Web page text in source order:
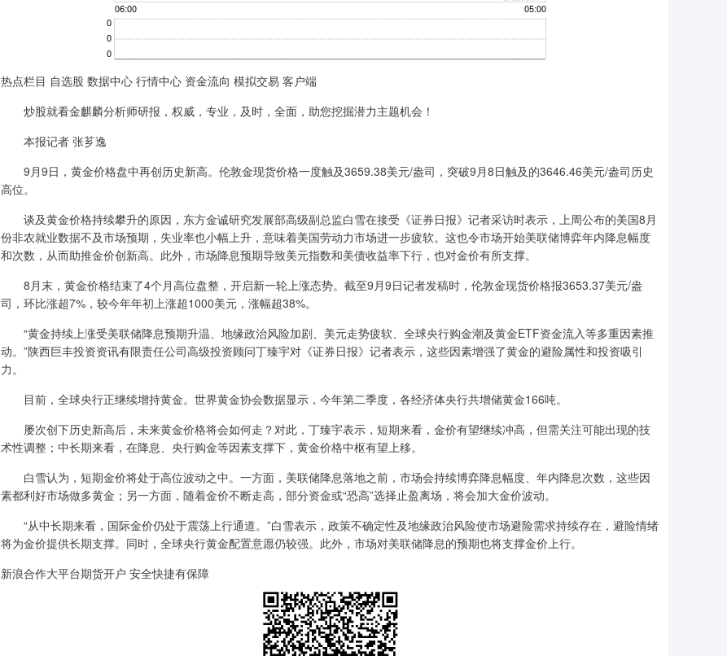
热点栏目 自选股 数据中心 行情中心 资金流向 模拟交易 客户端
炒股就看金麒麟分析师研报，权威，专业，及时，全面，助您挖掘潜力主题机会！
本报记者 张芗逸
9月9日，黄金价格盘中再创历史新高。伦敦金现货价格一度触及3659.38美元/盎司，突破9月8日触及的3646.46美元/盎司历史
高位。
谈及黄金价格持续攀升的原因，东方金诚研究发展部高级副总监白雪在接受《证券日报》记者采访时表示，上周公布的美国8月
份非农就业数据不及市场预期，失业率也小幅上升，意味着美国劳动力市场进一步疲软。这也令市场开始美联储博弈年内降息幅度
和次数，从而助推金价创新高。此外，市场降息预期导致美元指数和美债收益率下行，也对金价有所支撑。
8月末，黄金价格结束了4个月高位盘整，开启新一轮上涨态势。截至9月9日记者发稿时，伦敦金现货价格报3653.37美元/盎
司，环比涨超7%，较今年年初上涨超1000美元，涨幅超38%。
“黄金持续上涨受美联储降息预期升温、地缘政治风险加剧、美元走势疲软、全球央行购金潮及黄金ETF资金流入等多重因素推
动。”陕西巨丰投资资讯有限责任公司高级投资顾问丁臻宇对《证券日报》记者表示，这些因素增强了黄金的避险属性和投资吸引
力。
目前，全球央行正继续增持黄金。世界黄金协会数据显示，今年第二季度，各经济体央行共增储黄金166吨。
屡次创下历史新高后，未来黄金价格将会如何走？对此，丁臻宇表示，短期来看，金价有望继续冲高，但需关注可能出现的技
术性调整；中长期来看，在降息、央行购金等因素支撑下，黄金价格中枢有望上移。
白雪认为，短期金价将处于高位波动之中。一方面，美联储降息落地之前，市场会持续博弈降息幅度、年内降息次数，这些因
素都利好市场做多黄金；另一方面，随着金价不断走高，部分资金或“恐高”选择止盈离场，将会加大金价波动。
“从中长期来看，国际金价仍处于震荡上行通道。”白雪表示，政策不确定性及地缘政治风险使市场避险需求持续存在，避险情绪
将为金价提供长期支撑。同时，全球央行黄金配置意愿仍较强。此外，市场对美联储降息的预期也将支撑金价上行。
新浪合作大平台期货开户 安全快捷有保障